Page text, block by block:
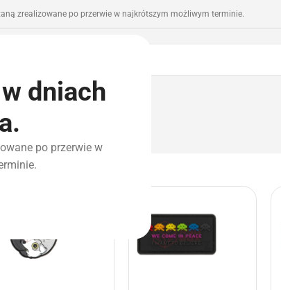
dniach
po przerwie w
zrealizowane po przerwie w najkrótszym możliwym terminie.
Taktyczne